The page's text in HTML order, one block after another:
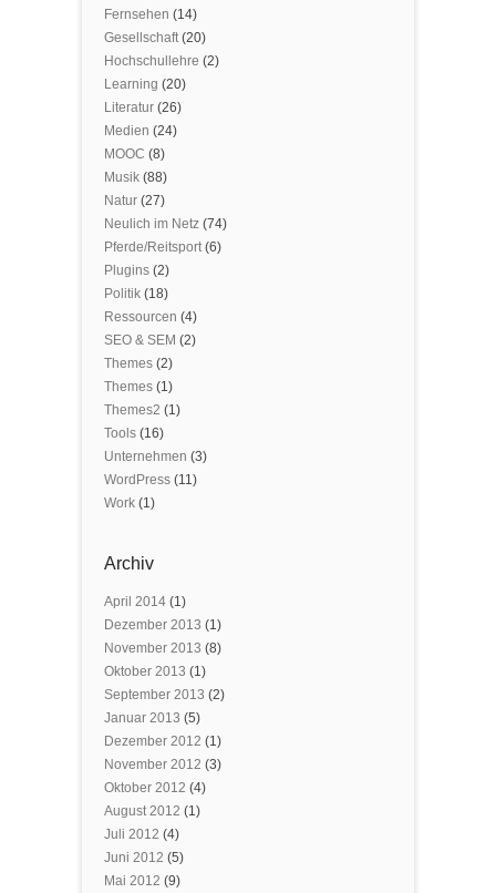
Fernsehen (14)
Gesellschaft(20)
Hochschullehre (2)
Learning (20)
Literatur (26)
Medien (24)
MOOC (8)
Musik (88)
Natur (27)
Neulich im Netz (74)
Pferde/Reitsport(6)
Plugins (2)
Politik (18)
Ressourcen (4)
SEO & SEM (2)
Themes (2)
Themes (1)
Themes2 (1)
Tools (16)
Unternehmen (3)
WordPress (11)
Work (1)
Archiv
April 2014 (1)
Dezember 2013 (1)
November 2013 (8)
Oktober 2013 (1)
September 2013 (2)
Januar 2013 (5)
Dezember 2012 (1)
November 2012 (3)
Oktober 2012 (4)
August 2012 (1)
Juli 2012 (4)
Juni 2012 (5)
Mai 2012 (9)